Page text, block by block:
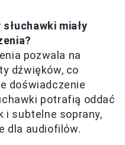
miały
pozwala na
dźwięków, co
doświadczenie
potrafią oddać
i subtelne soprany,
dla audiofilów.